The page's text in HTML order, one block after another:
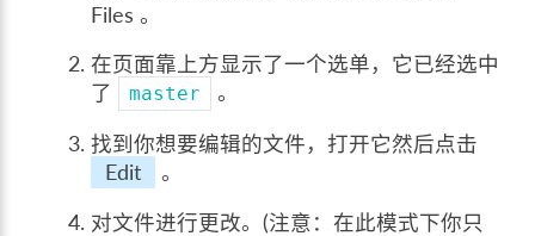
Files 。
在页面靠上方显示了一个选单，它已经选中
了
master 。
找到你想要编辑的文件，打开它然后点击
Edit
。
对文件进行更改。(注意：在此模式下你只